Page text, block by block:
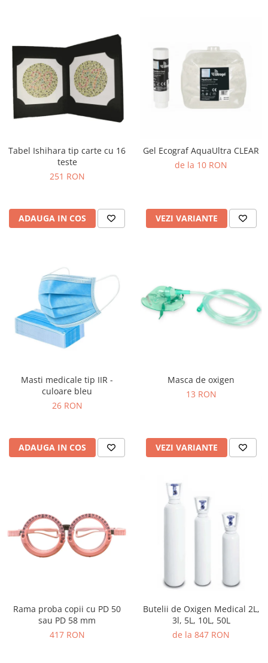
Tabel Ishihara tip carte cu 16
teste
251 RON
ADAUGA IN COS
Gel Ecograf AquaUltra CLEAR
de la 10 RON
VEZI VARIANTE
Masti medicale tip IIR -
culoare bleu
26 RON
ADAUGA IN COS
Masca de oxigen
13 RON
VEZI VARIANTE
Rama proba copii cu PD 50
sau PD 58 mm
417 RON
Butelii de Oxigen Medical 2L,
3l, 5L, 10L, 50L
de la 847 RON